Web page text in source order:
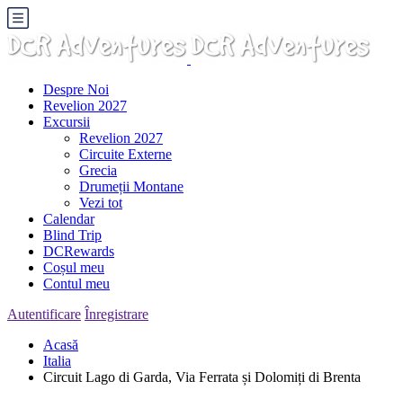
Despre Noi
Revelion 2027
Excursii
Revelion 2027
Circuite Externe
Grecia
Drumeții Montane
Vezi tot
Calendar
Blind Trip
DCRewards
Coșul meu
Contul meu
Autentificare Înregistrare
Acasă
Italia
Circuit Lago di Garda, Via Ferrata și Dolomiți di Brenta